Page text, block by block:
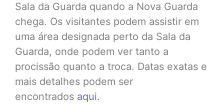
Sala da Guarda quando a Nova Guarda
chega. Os visitantes podem assistir em
uma área designada perto da Sala da
Guarda, onde podem ver tanto a
procissão quanto a troca. Datas exatas e
mais detalhes podem ser
encontrados aqui.